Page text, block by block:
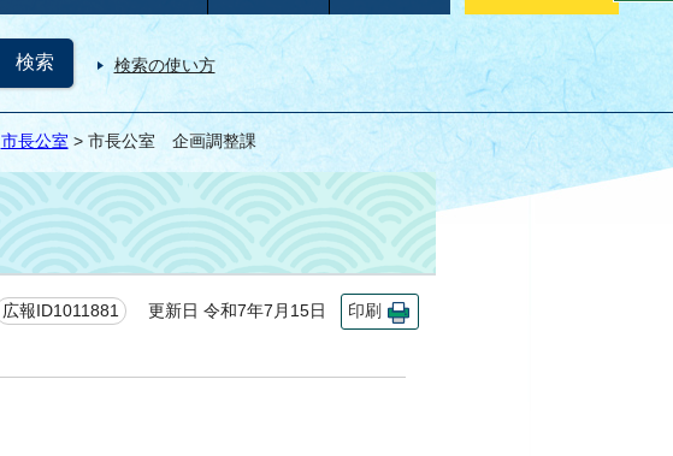
検索の使い方
市長公室 > 市長公室 企画調整課
広報ID1011881 更新日 令和7年7月15日 印刷